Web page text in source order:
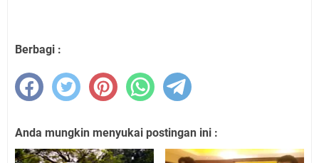
Berbagi :
Anda mungkin menyukai postingan ini :